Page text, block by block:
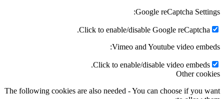
Google reCaptcha Settings:
Click to enable/disable Google reCaptcha.
Vimeo and Youtube video embeds:
Click to enable/disable video embeds.
Other cookies
The following cookies are also needed - You can choose if you want